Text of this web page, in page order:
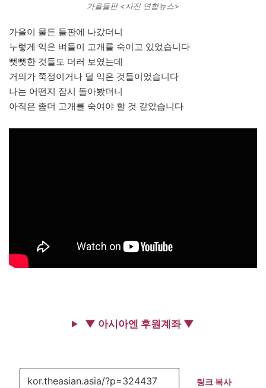
가을들판 <사진 연합뉴스>
가을이 물든 들판에 나갔더니
누렇게 익은 벼들이 고개를 숙이고 있었습니다
뻣뻣한 것들도 더러 보였는데
거의가 쭉정이거나 덜 익은 것들이었습니다
나는 어떤지 잠시 돌아봤더니
아직은 좀더 고개를 숙여야 할 것 같았습니다
▼ 아시아엔 후원계좌 ▼
링크 복사